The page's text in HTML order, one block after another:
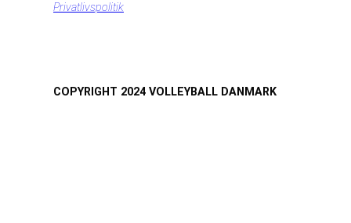
Privatlivspolitik
COPYRIGHT 2024 VOLLEYBALL DANMARK